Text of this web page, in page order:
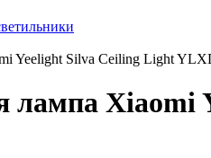
Yeelight Silva Ceiling Light
лампа Xiaomi